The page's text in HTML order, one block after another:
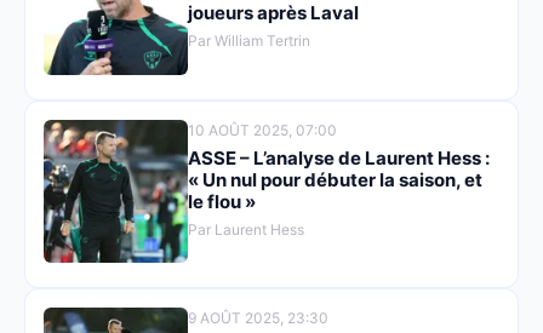
joueurs après Laval
Par William Tertrin
10 AOÛT 2025, 07:00
ASSE – L’analyse de Laurent Hess :
« Un nul pour débuter la saison, et
le flou »
Par Laurent Hess
9 AOÛT 2025, 23:30